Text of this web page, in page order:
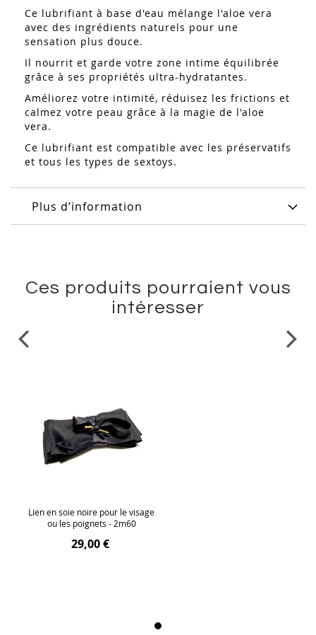
Ce lubrifiant à base d'eau mélange l'aloe vera
avec des ingrédients naturels pour une
sensation plus douce.
Il nourrit et garde votre zone intime équilibrée
grâce à ses propriétés ultra-hydratantes.
Améliorez votre intimité, réduisez les frictions et
calmez votre peau grâce à la magie de l'aloe
vera.
Ce lubrifiant est compatible avec les préservatifs
et tous les types de sextoys.
Plus d’information
Ces produits pourraient vous
intéresser
Lien en soie noire pour le visage
ou les poignets - 2m60
29,00 €